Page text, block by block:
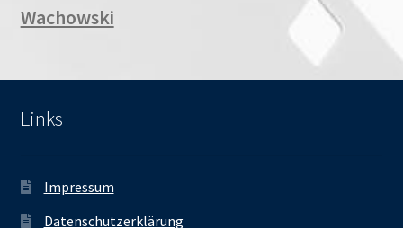
Wachowski
Links
Impressum
Datenschutzerklärung